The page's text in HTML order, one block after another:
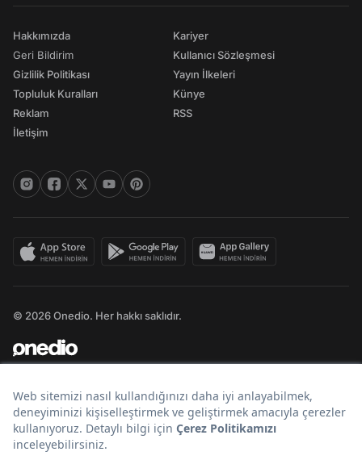
Hakkımızda
Geri Bildirim
Gizlilik Politikası
Topluluk Kuralları
Reklam
İletişim
Kariyer
Kullanıcı Sözleşmesi
Yayın İlkeleri
Künye
RSS
© 2026 Onedio. Her hakkı saklıdır.
Bir markasıdır.